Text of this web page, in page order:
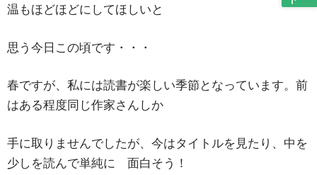
温もほどほどにしてほしいと
思う今日この頃です・・・
春ですが、私には読書が楽しい季節となっています。前
はある程度同じ作家さんしか
手に取りませんでしたが、今はタイトルを見たり、中を
少しを読んで単純に 面白そう！